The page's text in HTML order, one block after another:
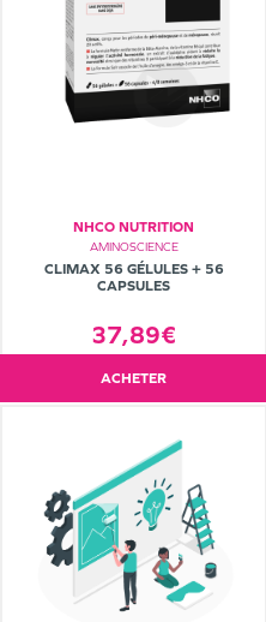
NHCO NUTRITION
AMINOSCIENCE
CLIMAX 56 GÉLULES + 56
CAPSULES
37,89€
ACHETER